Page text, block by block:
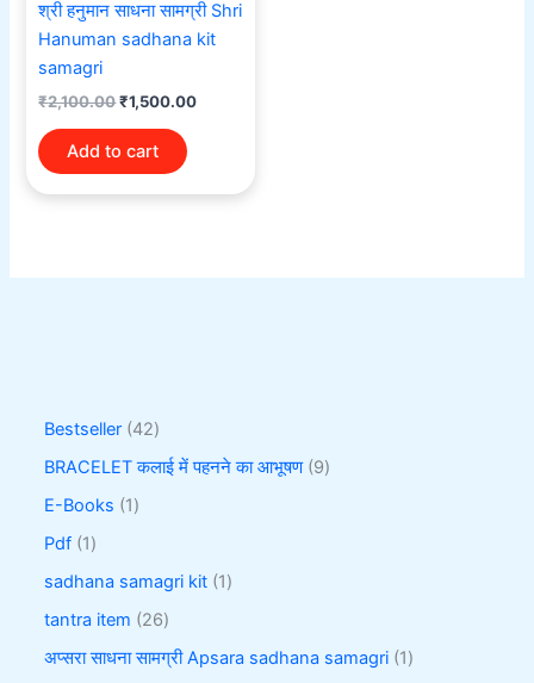
श्री हनुमान साधना सामग्री Shri
Hanuman sadhana kit
samagri
₹2,100.00₹1,500.00
Add to cart
Bestseller 42
BRACELET कलाई में पहनने का आभूषण 9
E-Books 1
Pdf 1
sadhana samagri kit 1
tantra item 26
अप्सरा साधना सामग्री Apsara sadhana samagri 1